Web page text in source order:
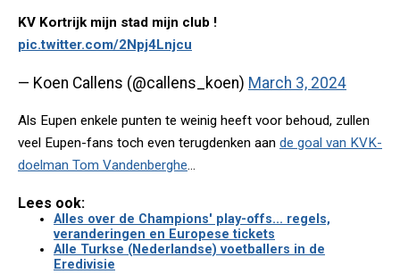
KV Kortrijk mijn stad mijn club !
pic.twitter.com/2Npj4Lnjcu
— Koen Callens (@callens_koen) March 3, 2024
Als Eupen enkele punten te weinig heeft voor behoud, zullen
veel Eupen-fans toch even terugdenken aan de goal van KVK-
doelman Tom Vandenberghe...
Lees ook:
Alles over de Champions' play-offs... regels,
veranderingen en Europese tickets
Alle Turkse (Nederlandse) voetballers in de
Eredivisie